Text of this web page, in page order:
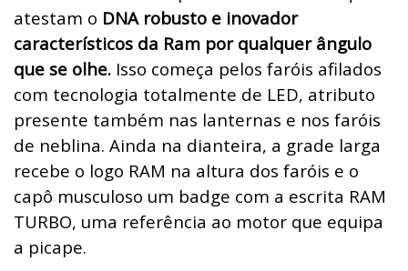
atestam o DNA robusto e inovador
característicos da Ram por qualquer ângulo
que se olhe. Isso começa pelos faróis afilados
com tecnologia totalmente de LED, atributo
presente também nas lanternas e nos faróis
de neblina. Ainda na dianteira, a grade larga
recebe o logo RAM na altura dos faróis e o
capô musculoso um badge com a escrita RAM
TURBO, uma referência ao motor que equipa
a picape.